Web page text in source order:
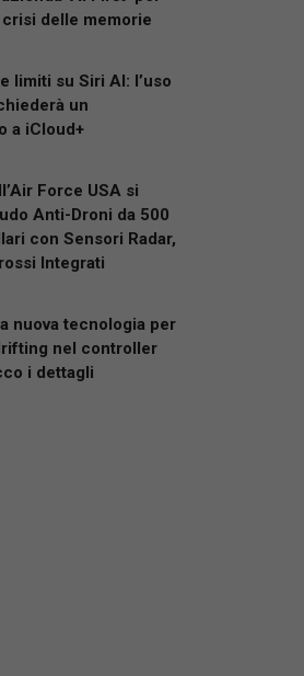
delle memorie
limiti su Siri AI: l’uso
un
a iCloud+
Force USA si
Anti-Droni da 500
con Sensori Radar,
Integrati
nuova tecnologia per
nel controller
i dettagli